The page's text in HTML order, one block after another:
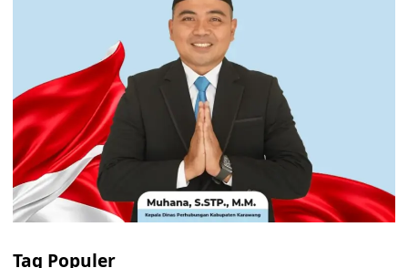
Tag Populer